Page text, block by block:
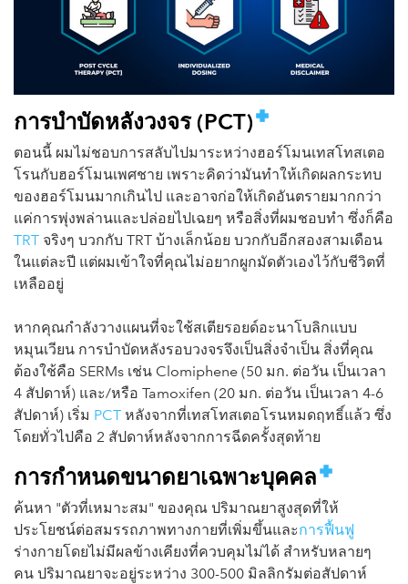
การบำบัดหลังวงจร (PCT)
ตอนนี้ ผมไม่ชอบการสลับไปมาระหว่างฮอร์โมนเทสโทสเตอ
โรนกับฮอร์โมนเพศชาย เพราะคิดว่ามันทำให้เกิดผลกระทบ
ของฮอร์โมนมากเกินไป และอาจก่อให้เกิดอันตรายมากกว่า
แค่การพุ่งพล่านและปล่อยไปเฉยๆ หรือสิ่งที่ผมชอบทำ ซึ่งก็คือ
TRT จริงๆ บวกกับ TRT บ้างเล็กน้อย บวกกับอีกสองสามเดือน
ในแต่ละปี แต่ผมเข้าใจที่คุณไม่อยากผูกมัดตัวเองไว้กับชีวิตที่
เหลืออยู่
หากคุณกำลังวางแผนที่จะใช้สเตียรอยด์อะนาโบลิกแบบ
หมุนเวียน การบำบัดหลังรอบวงจรจึงเป็นสิ่งจำเป็น สิ่งที่คุณ
ต้องใช้คือ SERMs เช่น Clomiphene (50 มก. ต่อวัน เป็นเวลา
4 สัปดาห์) และ/หรือ Tamoxifen (20 มก. ต่อวัน เป็นเวลา 4-6
สัปดาห์) เริ่ม PCT หลังจากที่เทสโทสเตอโรนหมดฤทธิ์แล้ว ซึ่ง
โดยทั่วไปคือ 2 สัปดาห์หลังจากการฉีดครั้งสุดท้าย
การกำหนดขนาดยาเฉพาะบุคคล
ค้นหา "ตัวที่เหมาะสม" ของคุณ ปริมาณยาสูงสุดที่ให้
ประโยชน์ต่อสมรรถภาพทางกายที่เพิ่มขึ้นและการฟื้นฟู
ร่างกายโดยไม่มีผลข้างเคียงที่ควบคุมไม่ได้ สำหรับหลายๆ
คน ปริมาณยาจะอยู่ระหว่าง 300-500 มิลลิกรัมต่อสัปดาห์